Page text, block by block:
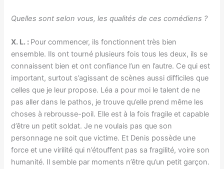
Quelles sont selon vous, les qualités de ces comédiens ?
X. L. : Pour commencer, ils fonctionnent très bien
ensemble. Ils ont tourné plusieurs fois tous les deux, ils se
connaissent bien et ont confiance l’un en l’autre. Ce qui est
important, surtout s’agissant de scènes aussi difficiles que
celles que je leur propose. Léa a pour moi le talent de ne
pas aller dans le pathos, je trouve qu’elle prend même les
choses à rebrousse-poil. Elle est à la fois fragile et capable
d’être un petit soldat. Je ne voulais pas que son
personnage ne soit que victime. Et Denis possède une
force et une virilité qui n’étouffent pas sa fragilité, voire son
humanité. Il semble par moments n’être qu’un petit garçon.